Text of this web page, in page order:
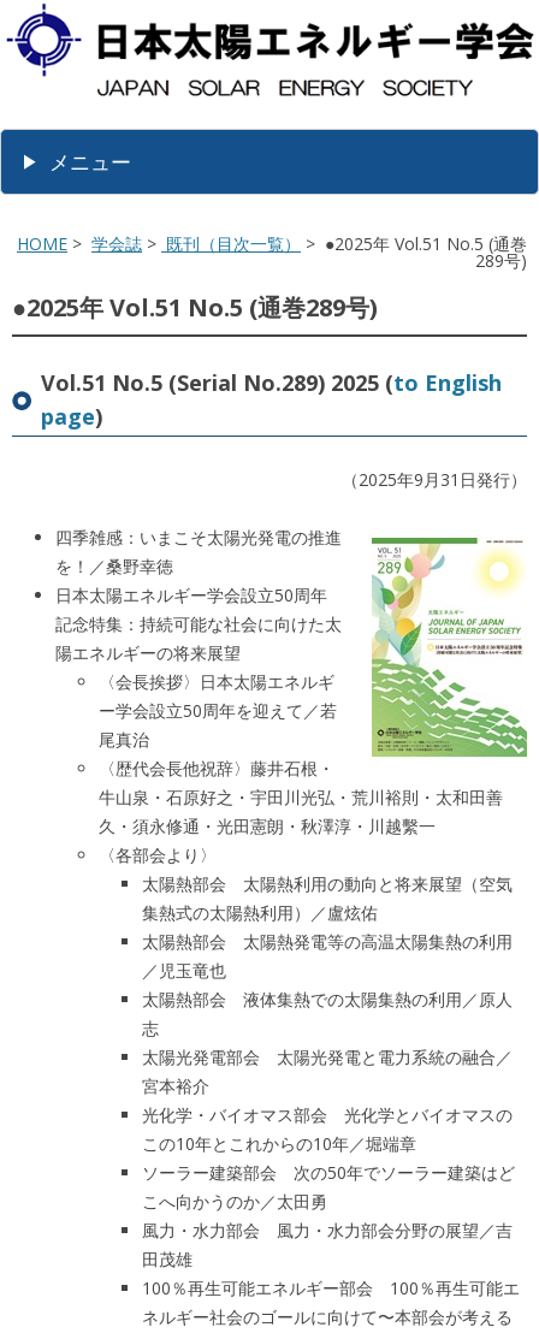
メニュー
HOME > 学会誌 > 既刊（目次一覧） > ●2025年 Vol.51 No.5 (通巻
289号)
●2025年 Vol.51 No.5 (通巻289号)
Vol.51 No.5 (Serial No.289) 2025 (to English
page)
（2025年9月31日発行）
四季雑感：いまこそ太陽光発電の推進
を！／桑野幸徳
日本太陽エネルギー学会設立50周年
記念特集：持続可能な社会に向けた太
陽エネルギーの将来展望
〈会長挨拶〉日本太陽エネルギ
ー学会設立50周年を迎えて／若
尾真治
〈歴代会長他祝辞〉藤井石根・
牛山泉・石原好之・宇田川光弘・荒川裕則・太和田善
久・須永修通・光田憲朗・秋澤淳・川越繫一
〈各部会より〉
太陽熱部会 太陽熱利用の動向と将来展望（空気
集熱式の太陽熱利用）／盧炫佑
太陽熱部会 太陽熱発電等の高温太陽集熱の利用
／児玉竜也
太陽熱部会 液体集熱での太陽集熱の利用／原人
志
太陽光発電部会 太陽光発電と電力系統の融合／
宮本裕介
光化学・バイオマス部会 光化学とバイオマスの
この10年とこれからの10年／堀端章
ソーラー建築部会 次の50年でソーラー建築はど
こへ向かうのか／太田勇
風力・水力部会 風力・水力部会分野の展望／吉
田茂雄
100％再生可能エネルギー部会 100％再生可能エ
ネルギー社会のゴールに向けて〜本部会が考える